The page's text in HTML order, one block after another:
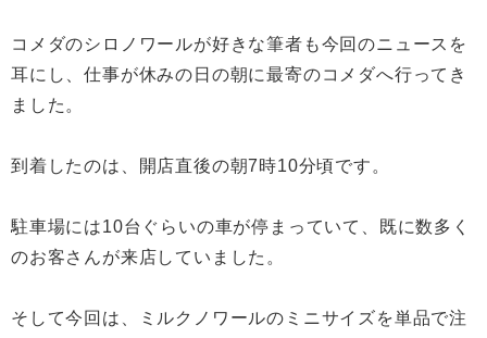
コメダのシロノワールが好きな筆者も今回のニュースを
耳にし、仕事が休みの日の朝に最寄のコメダへ行ってき
ました。
到着したのは、開店直後の朝7時10分頃です。
駐車場には10台ぐらいの車が停まっていて、既に数多く
のお客さんが来店していました。
そして今回は、ミルクノワールのミニサイズを単品で注